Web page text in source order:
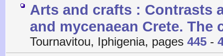
Arts and crafts : Contrasts
and mycenaean Crete. The
Tournavitou, Iphigenia, pages 445 -